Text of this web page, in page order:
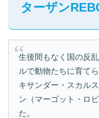
ターザン
生後間もなく国の反
ルで動物たちに育て
キサンダー・スカル
ン（マーゴット・ロ
た。